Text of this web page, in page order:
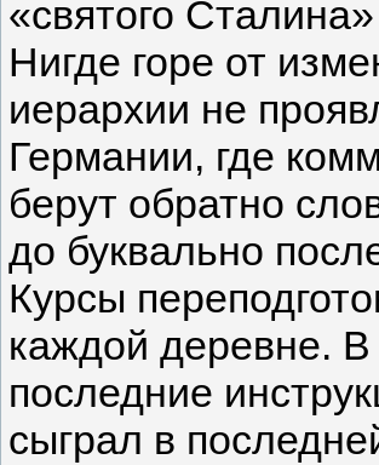
«святого
Нигде горе от
иерархии не
Германии, где
берут обратно
до буквально
Курсы
каждой деревне.
последние
сыграл в